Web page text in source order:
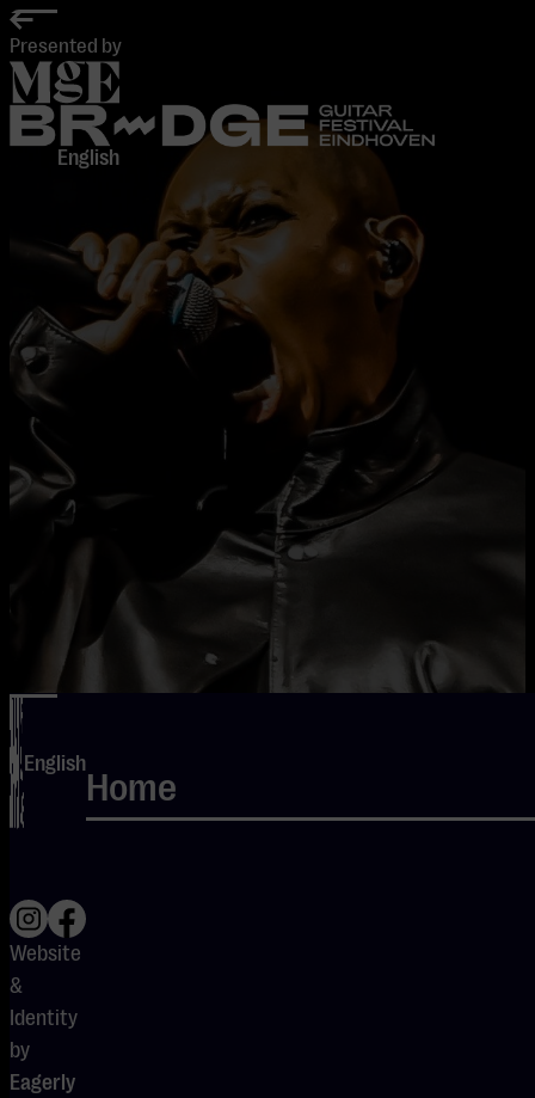
English
Home
Website
&
Identity
by
Eagerly
Presented by
home
English